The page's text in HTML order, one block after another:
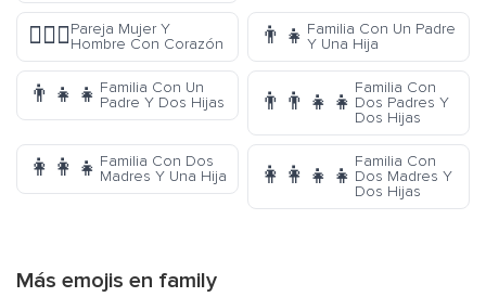
👩‍❤️‍👨Pareja Mujer Y
Hombre Con Corazón
👨‍👧 Familia Con Un Padre
Y Una Hija
👨‍👧‍👧 Familia Con Un
Padre Y Dos Hijas
👨‍👨‍👧‍👧
Familia Con
Dos Padres Y
Dos Hijas
👩‍👩‍👧 Familia Con Dos
Madres Y Una Hija
👩‍👩‍👧‍👧
Familia Con
Dos Madres Y
Dos Hijas
Más emojis en family